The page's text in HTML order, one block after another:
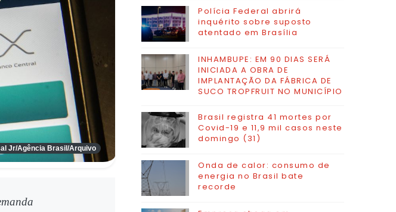
Jr/Agência Brasil/Arquivo
Polícia Federal abrirá
inquérito sobre suposto
atentado em Brasília
INHAMBUPE: EM 90 DIAS SERÁ
INICIADA A OBRA DE
IMPLANTAÇÃO DA FÁBRICA DE
SUCO TROPFRUIT NO MUNICÍPIO
Brasil registra 41 mortes por
Covid-19 e 11,9 mil casos neste
domingo (31)
Onda de calor: consumo de
energia no Brasil bate
recorde